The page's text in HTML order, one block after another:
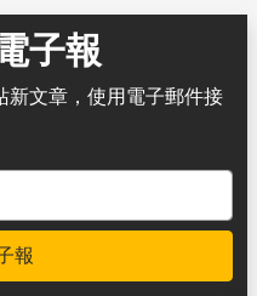
子報
新文章，使用電子郵件接
報